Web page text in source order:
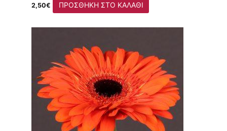
2,50€ ΠΡΟΣΘΉΚΗ ΣΤΟ ΚΑΛΆΘΙ